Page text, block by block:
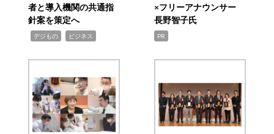
者と導入機関の共通指
針案を策定へ
デジもの ビジネス
×フリーアナウンサー
長野智子氏
PR